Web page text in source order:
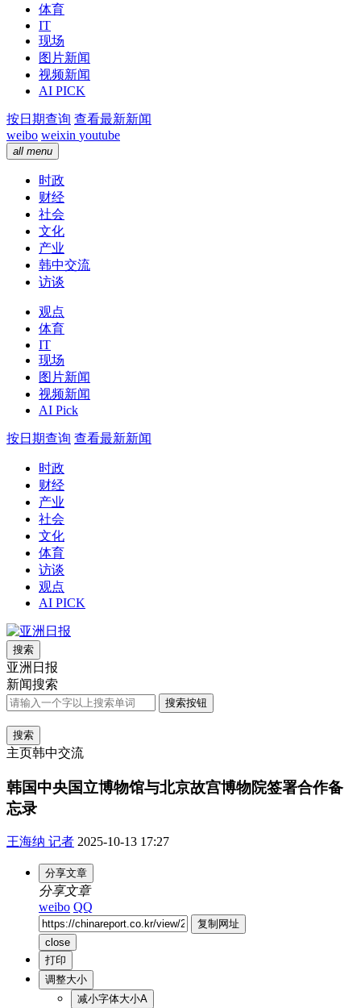
体育
IT
现场
图片新闻
视频新闻
AI PICK
按日期查询 查看最新新闻
weibo weixin youtube
all menu
时政
财经
社会
文化
产业
韩中交流
访谈
观点
体育
IT
现场
图片新闻
视频新闻
AI Pick
按日期查询 查看最新新闻
时政
财经
产业
社会
文化
体育
访谈
观点
AI PICK
搜索
亚洲日报
新闻搜索
搜索按钮
搜索
主页韩中交流
韩国中央国立博物馆与北京故宫博物院签署合作备
忘录
王海纳 记者 2025-10-13 17:27
分享文章
分享文章
weibo QQ
复制网址
close
打印
调整大小
减小字体大小A